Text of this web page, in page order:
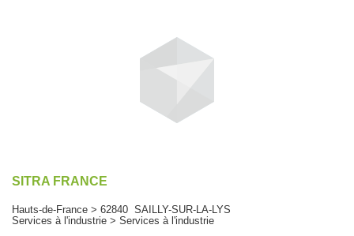
SITRA FRANCE
Hauts-de-France > 62840 SAILLY-SUR-LA-LYS
Services à l'industrie > Services à l'industrie